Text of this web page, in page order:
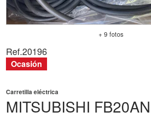
+ 9 fotos
MITSUBISHI FB20AN
Carretilla eléctrica
Ref.20196
Ocasión